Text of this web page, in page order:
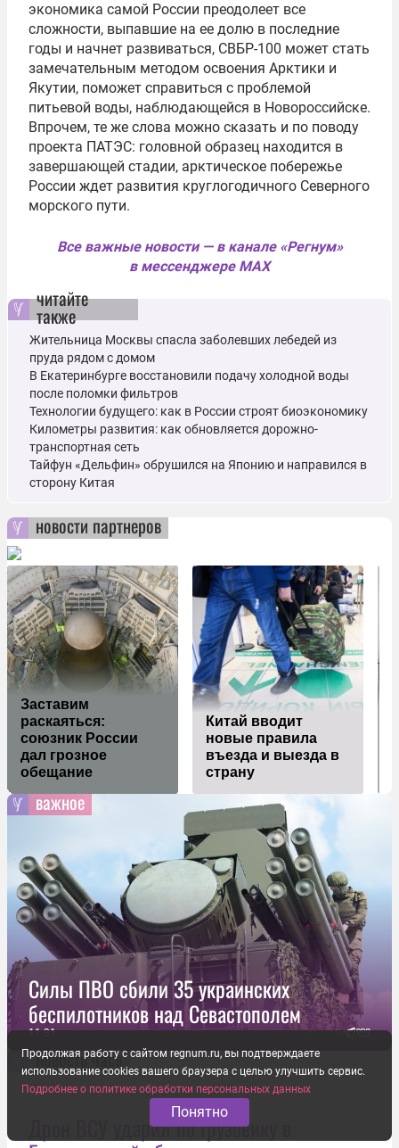
экономика самой России преодолеет все
сложности, выпавшие на ее долю в последние
годы и начнет развиваться, СВБР-100 может стать
замечательным методом освоения Арктики и
Якутии, поможет справиться с проблемой
питьевой воды, наблюдающейся в Новороссийске.
Впрочем, те же слова можно сказать и по поводу
проекта ПАТЭС: головной образец находится в
завершающей стадии, арктическое побережье
России ждет развития круглогодичного Северного
морского пути.
Все важные новости — в канале «Регнум»
в мессенджере MAX
читайте
также
Жительница Москвы спасла заболевших лебедей из
пруда рядом с домом
В Екатеринбурге восстановили подачу холодной воды
после поломки фильтров
Технологии будущего: как в России строят биоэкономику
Километры развития: как обновляется дорожно-
транспортная сеть
Тайфун «Дельфин» обрушился на Японию и направился в
сторону Китая
новости партнеров
Заставим
раскаяться:
союзник России
дал грозное
обещание
Китай вводит
новые правила
въезда и выезда в
страну
важное
Силы ПВО сбили 35 украинских
беспилотников над Севастополем
11:31
новость часа
Дрон ВСУ ударил по грузовику в
Продолжая работу с сайтом regnum.ru, вы подтверждаете
использование cookies вашего браузера с целью улучшить сервис.
Подробнее о политике обработки персональных данных
Понятно